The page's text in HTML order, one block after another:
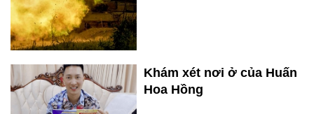
Khám xét nơi ở của Huấn
Hoa Hồng